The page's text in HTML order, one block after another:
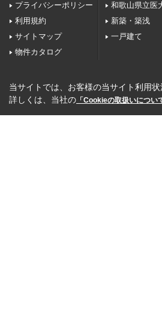
プライバシーポリシー
利用規約
サイトマップ
物件カタログ
和歌山県立医
新築・築浅
一戸建て
当サイトでは、お客様の当サイト利用
詳しくは、当社の 「Cookieの取扱いについ